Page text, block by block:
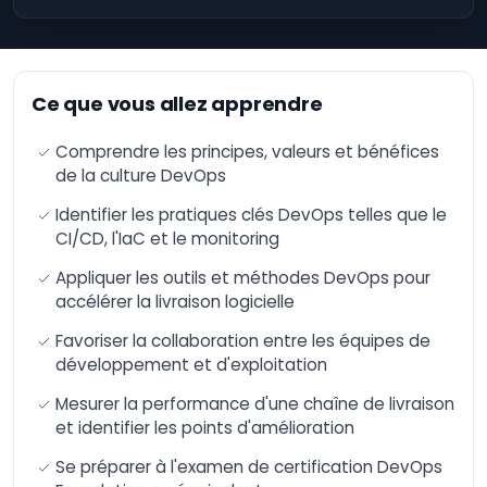
Formation n8n –
de workflows
Manager
Manager
AI-Augmented Supply
AI-Augmented Legal
Practitioner
AI-Augmented
Software Engineer
Manager
Ce que vous allez apprendre
Comprendre les principes, valeurs et bénéfices
de la culture DevOps
Identifier les pratiques clés DevOps telles que le
CI/CD, l'IaC et le monitoring
Appliquer les outils et méthodes DevOps pour
accélérer la livraison logicielle
Favoriser la collaboration entre les équipes de
développement et d'exploitation
Mesurer la performance d'une chaîne de livraison
et identifier les points d'amélioration
Se préparer à l'examen de certification DevOps